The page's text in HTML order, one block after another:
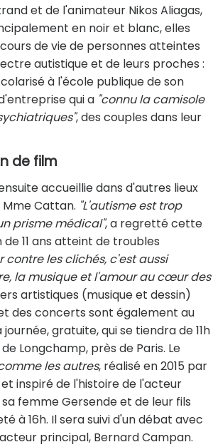
et de l'animateur Nikos Aliagas,
en noir et blanc, elles
de vie de personnes atteintes
autistique et de leurs proches :
à l'école publique de son
qui a "connu la camisole
, des couples dans leur
de film
accueillie dans d'autres lieux
Cattan. "L'autisme est trop
prisme médical", a regretté cette
11 ans atteint de troubles
contre les clichés, c'est aussi
la musique et l'amour au cœur des
artistiques (musique et dessin)
des concerts sont également au
gratuite, qui se tiendra de 11h
Longchamp, près de Paris. Le
les autres, réalisé en 2015 par
inspiré de l'histoire de l'acteur
femme Gersende et de leur fils
à 16h. Il sera suivi d'un débat avec
principal, Bernard Campan.